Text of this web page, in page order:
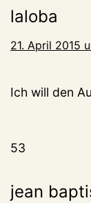
laloba
21. April 2015
Ich will den
53
jean